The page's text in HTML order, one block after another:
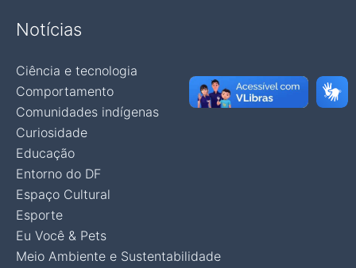
Notícias
Ciência e tecnologia
Comportamento
Comunidades indígenas
Curiosidade
Educação
Entorno do DF
Espaço Cultural
Esporte
Eu Você & Pets
Meio Ambiente e Sustentabilidade